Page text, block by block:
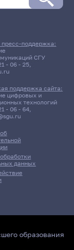
данных
пресс-поддержка:
СГУ
- 06 - 25,
поддержка сайта:
цифровых и
технологий
- 06 - 64,
образования